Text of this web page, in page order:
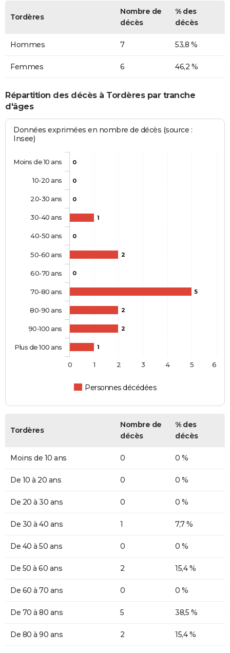
Tordères
Nombre de
décès
% des
décès
Hommes 7 53,8 %
Femmes 6 46,2 %
Répartition des décès à Tordères par tranche
d'âges
Données exprimées en nombre de décès (source :
Insee)
0
0
0
1
0
2
0
5
2
2
1
Personnes décédées
Moins de 10 ans
10-20 ans
20-30 ans
30-40 ans
40-50 ans
50-60 ans
60-70 ans
70-80 ans
80-90 ans
90-100 ans
Plus de 100 ans
0 1 2 3 4 5 6
Tordères
Nombre de
décès
% des
décès
Moins de 10 ans 0 0 %
De 10 à 20 ans 0 0 %
De 20 à 30 ans 0 0 %
De 30 à 40 ans 1 7,7 %
De 40 à 50 ans 0 0 %
De 50 à 60 ans 2 15,4 %
De 60 à 70 ans 0 0 %
De 70 à 80 ans 5 38,5 %
De 80 à 90 ans 2 15,4 %